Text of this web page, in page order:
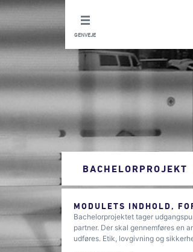
GENVEJE
BACHELORPROJEKT
MODULETS INDHOLD,
Bachelorprojektet tager
partner. Der skal gennemføres en
udføres. Etik, lovgivning og